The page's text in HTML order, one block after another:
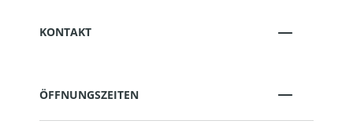
KONTAKT
ÖFFNUNGSZEITEN